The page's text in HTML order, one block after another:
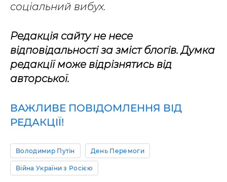
соціальний вибух.
Редакція сайту не несе
відповідальності за зміст блогів. Думка
редакції може відрізнятись від
авторської.
ВАЖЛИВЕ ПОВІДОМЛЕННЯ ВІД
РЕДАКЦІЇ!
Володимир Путін День Перемоги
Війна України з Росією